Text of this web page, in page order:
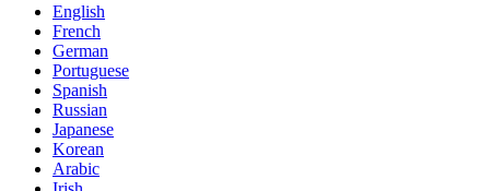
English
French
German
Portuguese
Spanish
Russian
Japanese
Korean
Arabic